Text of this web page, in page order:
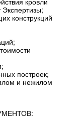
конструкций
построек;
и нежилом